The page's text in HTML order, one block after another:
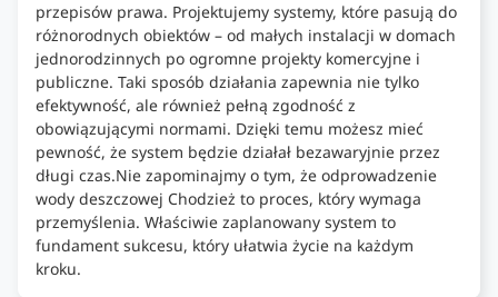
przepisów prawa. Projektujemy systemy, które pasują do
różnorodnych obiektów – od małych instalacji w domach
jednorodzinnych po ogromne projekty komercyjne i
publiczne. Taki sposób działania zapewnia nie tylko
efektywność, ale również pełną zgodność z
obowiązującymi normami. Dzięki temu możesz mieć
pewność, że system będzie działał bezawaryjnie przez
długi czas.Nie zapominajmy o tym, że odprowadzenie
wody deszczowej Chodzież to proces, który wymaga
przemyślenia. Właściwie zaplanowany system to
fundament sukcesu, który ułatwia życie na każdym
kroku.